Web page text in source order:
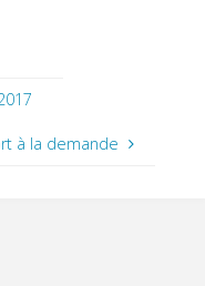
à la demande